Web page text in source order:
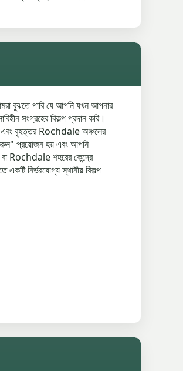
বুঝতে পারি যে আপনি যখন আপনার
সংগ্রহের বিকল্প প্রদান করি।
এবং বৃহত্তর Rochdale অঞ্চলের
করুন" প্রয়োজন হয় এবং আপনি
Rochdale শহরের কেন্দ্রে
নির্ভরযোগ্য স্থানীয় বিকল্প